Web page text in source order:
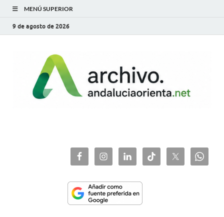
MENÚ SUPERIOR
9 de agosto de 2026